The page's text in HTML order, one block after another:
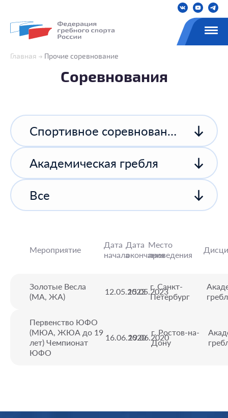
Главная Прочие соревнование
Соревнования
Спортивное соревнование спортивной организации
Академическая гребля
Все
Мероприятие
Дата
начала
Дата
окончания
Место
проведения
Золотые Весла
(МА, ЖА)
12.05.202315.05.2023
г. Санкт-
Петербург
Первенство ЮФО
(МЮА, ЖЮА до 19
лет) Чемпионат
ЮФО
16.06.202019.06.2020
г. Ростов-на-
Дону